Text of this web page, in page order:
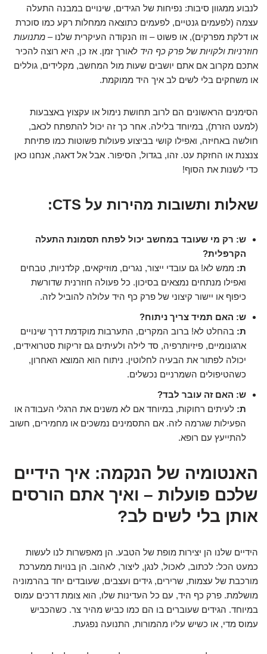
לנבוע ממגוון סיבות: נפיחות של הגידים, שינויים במבנה התעלה
עצמה (לפעמים גנטיים, לפעמים כתוצאה ממחלות רקע כמו סוכרת
או דלקת מפרקים), או פשוט – וזו הנקודה העיקרית שלנו – מתנועות
חוזרניות ולקויות של פרק כף היד לאורך זמן. אז כן, היא רוצה להכיר
אתכם מקרוב אם אתם יושבים שעות מול המחשב, מקלידים, גוללים
או משחקים בלי לשים לב איך היד ממוקמת.
הסימנים הראשונים הם לרוב תחושת נימול או עקצוץ באצבעות
(למעט הזרת), במיוחד בלילה. אחר כך זה יכול להתפתח לכאב,
חולשה באחיזה, ואפילו קושי בביצוע פעולות פשוטות כמו פתיחת
צנצנת או החזקת עט. זהו, בגדול, הסיפור. אבל אל דאגה, אנחנו כאן
כדי לשנות את הסוף!
שאלות ותשובות מהירות על CTS:
ש: רק מי שעובד במחשב יכול לפתח תסמונת התעלה
הקרפלית?
ת: ממש לא! גם עובדי ייצור, נגרים, מוזיקאים, קלדניות, טבחים
ואפילו מנתחים נמצאים בסיכון. כל פעולה חוזרנית שדורשת
כיפוף או יישור קיצוני של פרק כף היד עלולה להוביל לזה.
ש: האם תמיד צריך ניתוח?
ת: בהחלט לא! ברוב המקרים, התערבות מוקדמת דרך שינויים
ארגונומיים, פיזיותרפיה, סד לילה ולעיתים גם זריקות סטרואידים,
יכולה לפתור את הבעיה לחלוטין. ניתוח הוא המוצא האחרון,
כשהטיפולים השמרניים נכשלים.
ש: האם זה עובר לבד?
ת: לעיתים רחוקות, במיוחד אם לא משנים את הרגלי העבודה או
הפעילות שגרמה לזה. אם התסמינים נמשכים או מחמירים, חשוב
להתייעץ עם רופא.
האנטומיה של הנקמה: איך הידיים
שלכם פועלות – ואיך אתם הורסים
אותן בלי לשים לב?
הידיים שלנו הן יצירות מופת של הטבע. הן מאפשרות לנו לעשות
כמעט הכל: לכתוב, לאכול, לנגן, ליצור, לאהוב. הן בנויות ממערכת
מורכבת של עצמות, שרירים, גידים ועצבים, שעובדים יחד בהרמוניה
מושלמת. פרק כף היד, עם כל העדינות שלו, הוא צומת דרכים עמוס
במיוחד. הגידים שעוברים בו הם כמו כביש מהיר צר. כשהכביש
עמוס מדי, או כשיש עליו מהמורות, התנועה נפגעת.